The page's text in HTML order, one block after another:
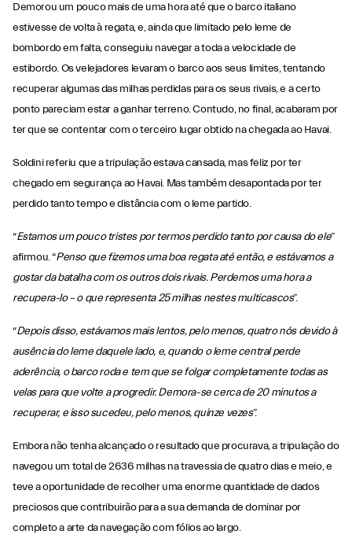
Demorou um pouco mais de uma hora até que o barco italiano
estivesse de volta à regata, e, ainda que limitado pelo leme de
bombordo em falta, conseguiu navegar a toda a velocidade de
estibordo. Os velejadores levaram o barco aos seus limites, tentando
recuperar algumas das milhas perdidas para os seus rivais, e a certo
ponto pareciam estar a ganhar terreno. Contudo, no final, acabaram por
ter que se contentar com o terceiro lugar obtido na chegada ao Havai.
Soldini referiu que a tripulação estava cansada, mas feliz por ter
chegado em segurança ao Havai. Mas também desapontada por ter
perdido tanto tempo e distância com o leme partido.
“Estamos um pouco tristes por termos perdido tanto por causa do ele”
afirmou. “Penso que fizemos uma boa regata até então, e estávamos a
gostar da batalha com os outros dois rivais. Perdemos uma hora a
recupera-lo – o que representa 25 milhas nestes multicascos”.
“Depois disso, estávamos mais lentos, pelo menos, quatro nós devido à
ausência do leme daquele lado, e, quando o leme central perde
aderência, o barco roda e tem que se folgar completamente todas as
velas para que volte a progredir. Demora-se cerca de 20 minutos a
recuperar, e isso sucedeu, pelo menos, quinze vezes”.
Embora não tenha alcançado o resultado que procurava, a tripulação do
navegou um total de 2636 milhas na travessia de quatro dias e meio, e
teve a oportunidade de recolher uma enorme quantidade de dados
preciosos que contribuirão para a sua demanda de dominar por
completo a arte da navegação com fólios ao largo.